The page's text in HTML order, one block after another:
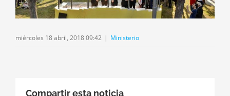
miércoles 18 abril, 2018 09:42 | Ministerio
Compartir esta noticia